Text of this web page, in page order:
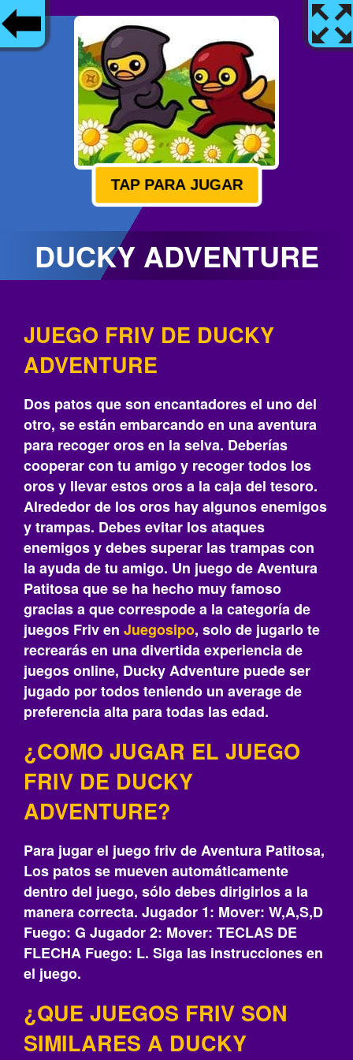
TAP PARA JUGAR
DUCKY ADVENTURE
JUEGO FRIV DE DUCKY
ADVENTURE
Dos patos que son encantadores el uno del
otro, se están embarcando en una aventura
para recoger oros en la selva. Deberías
cooperar con tu amigo y recoger todos los
oros y llevar estos oros a la caja del tesoro.
Alrededor de los oros hay algunos enemigos
y trampas. Debes evitar los ataques
enemigos y debes superar las trampas con
la ayuda de tu amigo. Un juego de Aventura
Patitosa que se ha hecho muy famoso
gracias a que correspode a la categoría de
juegos Friv en Juegosipo, solo de jugarlo te
recrearás‎ en una divertida experiencia de
juegos online, Ducky Adventure puede ser
jugado por todos teniendo un average de
preferencia alta para todas las edad.
¿COMO JUGAR EL JUEGO
FRIV DE DUCKY
ADVENTURE?
Para jugar el juego friv de Aventura Patitosa,
Los patos se mueven automáticamente
dentro del juego, sólo debes dirigirlos a la
manera correcta. Jugador 1: Mover: W,A,S,D
Fuego: G Jugador 2: Mover: TECLAS DE
FLECHA Fuego: L. Siga las instrucciones en
el juego.
¿QUE JUEGOS FRIV SON
SIMILARES A DUCKY